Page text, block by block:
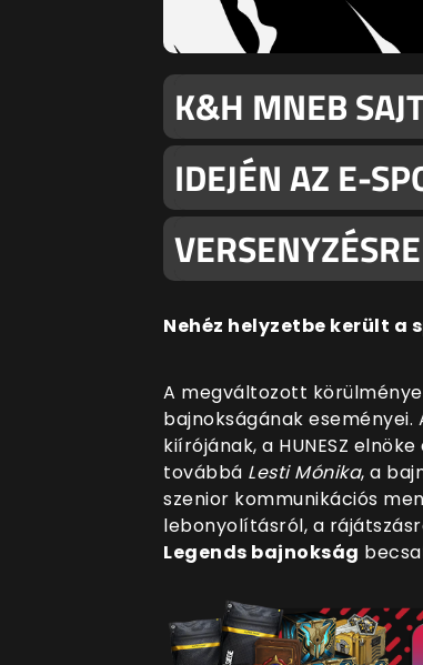
K&H MNEB
IDEJÉN AZ E-
Nehéz helyzetbe került
A megváltozott
bajnokságának eseményei.
kiírójának, a HUNESZ elnöke
továbbá Lesti Mónika, a
szenior kommunikációs
lebonyolításról, a
Legends bajnokság